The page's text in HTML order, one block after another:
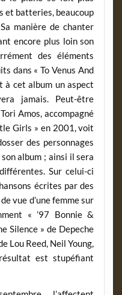
et batteries, beaucoup
manière de chanter
encore plus loin son
des éléments
dans « To Venus And
à cet album un aspect
jamais. Peut-être
Amos, accompagné
Girls » en 2001, voit
des personnages
album ; ainsi il sera
Sur celui-ci
écrites par des
vue d’une femme sur
« ’97 Bonnie &
Silence » de Depeche
Lou Reed, Neil Young,
est stupéfiant